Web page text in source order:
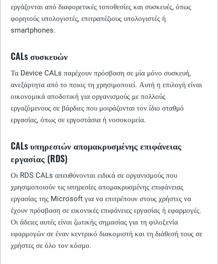
εργάζονται από διαφορετικές τοποθεσίες και συσκευές, όπως
φορητούς υπολογιστές, επιτραπέζιους υπολογιστές ή
smartphones.
CALs συσκευών
Τα Device CALs παρέχουν πρόσβαση σε μία μόνο συσκευή,
ανεξάρτητα από το ποιος τη χρησιμοποιεί. Αυτή η επιλογή είναι
οικονομικά αποδοτική για οργανισμούς με πολλούς
εργαζόμενους σε βάρδιες που μοιράζονται τον ίδιο σταθμό
εργασίας, όπως σε εργοστάσια ή νοσοκομεία.
CALs υπηρεσιών απομακρυσμένης επιφάνειας
εργασίας (RDS)
Οι RDS CALs απευθύνονται ειδικά σε οργανισμούς που
χρησιμοποιούν τις υπηρεσίες απομακρυσμένης επιφάνειας
εργασίας της Microsoft για να επιτρέπουν στους χρήστες να
έχουν πρόσβαση σε εικονικές επιφάνειες εργασίας ή εφαρμογές.
Οι άδειες αυτές είναι ζωτικής σημασίας για τη φιλοξενία
εφαρμογών σε έναν κεντρικό διακομιστή και τη διάθεσή τους σε
χρήστες σε όλο τον κόσμο.